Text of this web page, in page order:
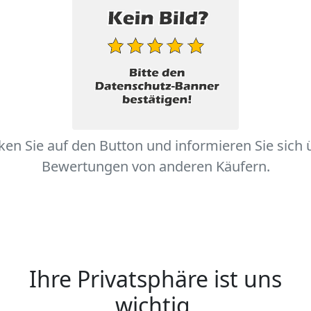
Sie auf den Button und informieren Sie sich
Bewertungen von anderen Käufern.
Ihre Privatsphäre ist uns